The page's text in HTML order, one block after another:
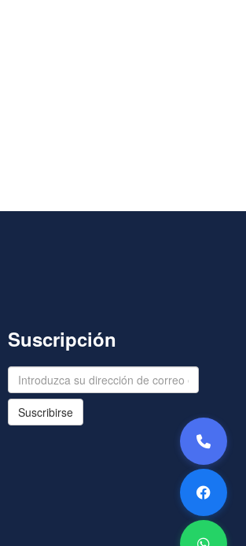
Suscripción
Suscribirse